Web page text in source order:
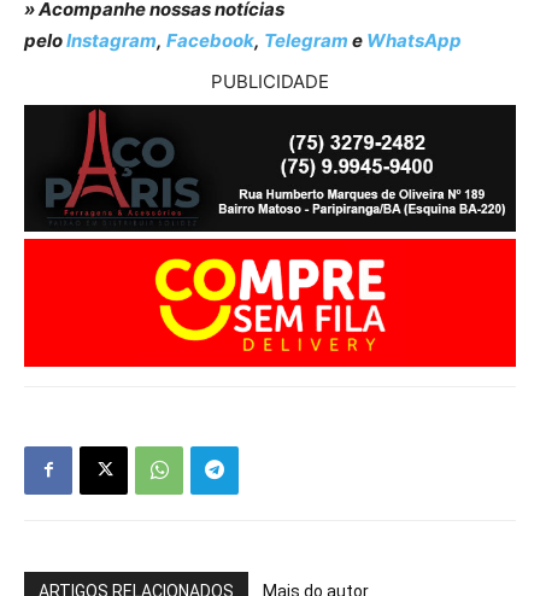
» Acompanhe nossas notícias
peloInstagram, Facebook, Telegram e WhatsApp
PUBLICIDADE
ARTIGOS RELACIONADOS Mais do autor